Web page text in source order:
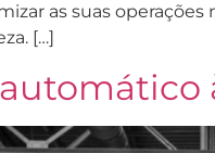
as suas
[…]